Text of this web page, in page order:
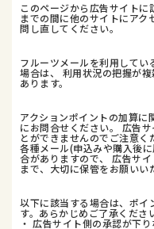
このページから広告サイト
までの間に他のサイトにア
問し直してください。
フルーツメールを利用してい
場合は、 利用状況の把握が
あります。
アクションポイントの加算に
にお問合せください。 広告
とができませんのでご注意
各種メール(申込みや購入後
合がありますので、 広告サ
まで、大切に保管をお願いい
以下に該当する場合は、ポイ
す。あらかじめご了承ください
・ 広告サイト側の承認が下